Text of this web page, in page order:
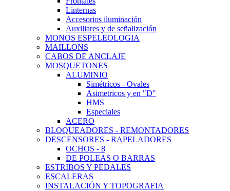
Linternas
Accesorios iluminación
Auxiliares y de señalización
MONOS ESPELEOLOGIA
MAILLONS
CABOS DE ANCLAJE
MOSQUETONES
ALUMINIO
Simétricos - Ovales
Asimetricos y en "D"
HMS
Especiales
ACERO
BLOQUEADORES - REMONTADORES
DESCENSORES - RAPELADORES
OCHOS - 8
DE POLEAS O BARRAS
ESTRIBOS Y PEDALES
ESCALERAS
INSTALACIÓN Y TOPOGRAFIA